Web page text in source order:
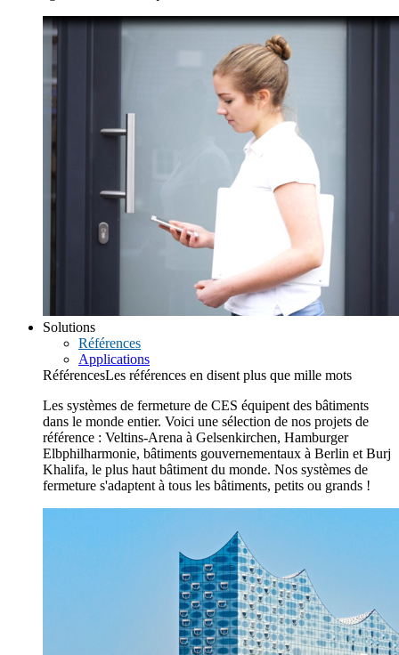
Solutions
Références
Applications
RéférencesLes références en disent plus que mille mots
Les systèmes de fermeture de CES équipent des bâtiments
dans le monde entier. Voici une sélection de nos projets de
référence : Veltins-Arena à Gelsenkirchen, Hamburger
Elbphilharmonie, bâtiments gouvernementaux à Berlin et Burj
Khalifa, le plus haut bâtiment du monde. Nos systèmes de
fermeture s'adaptent à tous les bâtiments, petits ou grands !